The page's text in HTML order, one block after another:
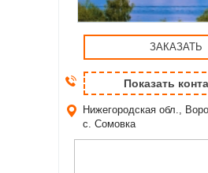
ЗАКАЗАТЬ
Показать
Нижегородская обл.,
с. Сомовка